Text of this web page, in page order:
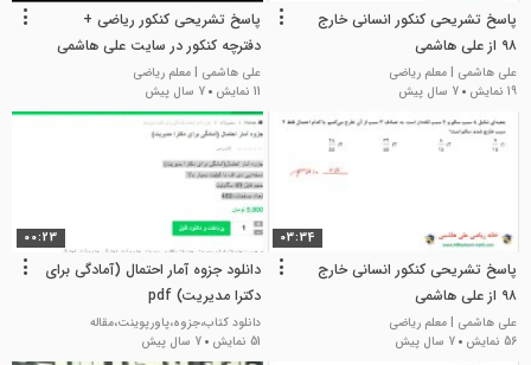
پاسخ تشریحی کنکور انسانی خارج
۹۸ از علی هاشمی
علی هاشمی | معلم ریاضی
19 نمایش
7 سال پیش
پاسخ تشریحی کنکور ریاضی +
دفترچه کنکور در سایت علی هاشمی
علی هاشمی | معلم ریاضی
11 نمایش
7 سال پیش
03:34
پاسخ تشریحی کنکور انسانی خارج
۹۸ از علی هاشمی
علی هاشمی | معلم ریاضی
56 نمایش
7 سال پیش
00:23
دانلود جزوه آمار احتمال (آمادگی برای
دکترا مدیریت) pdf
دانلود کتاب،جزوه،پاورپوینت،مقاله
51 نمایش
7 سال پیش